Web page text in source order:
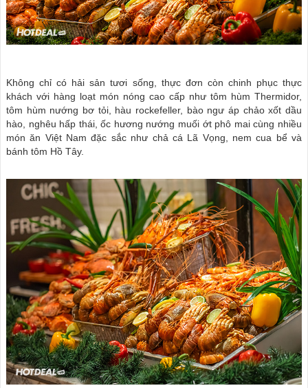
Không chỉ có hải sản tươi sống, thực đơn còn chinh phục thực
khách với hàng loạt món nóng cao cấp như tôm hùm Thermidor,
tôm hùm nướng bơ tỏi, hàu rockefeller, bào ngư áp chảo xốt dầu
hào, nghêu hấp thái, ốc hương nướng muối ớt phô mai cùng nhiều
món ăn Việt Nam đặc sắc như chả cá Lã Vọng, nem cua bể và
bánh tôm Hồ Tây.